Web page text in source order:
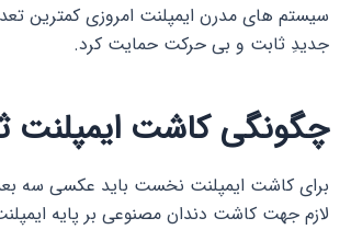
سیستم های مدرن ایمپلنت امروزی کمترین
جدیدِ ثابت و بی حرکت حمایت کرد.
چگونگی کاشت ایمپلنت
برای کاشت ایمپلنت نخست باید عکسی سه
لازم جهت کاشت دندان مصنوعی بر پایه